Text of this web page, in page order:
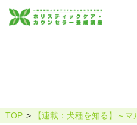
TOP 【連載：犬種を知る】～マ